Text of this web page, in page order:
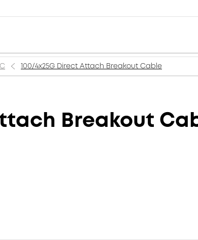
100/4x25G Direct Attach Breakout Cable
Breakout